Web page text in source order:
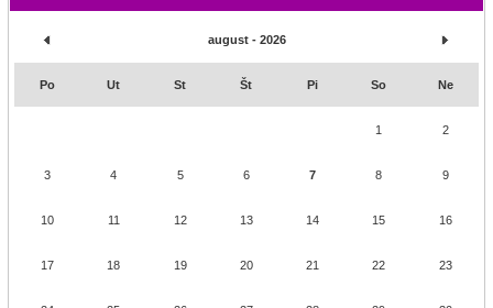
august - 2026
Po Ut St Št Pi So Ne
1 2
3 4 5 6 7 8 9
10 11 12 13 14 15 16
17 18 19 20 21 22 23